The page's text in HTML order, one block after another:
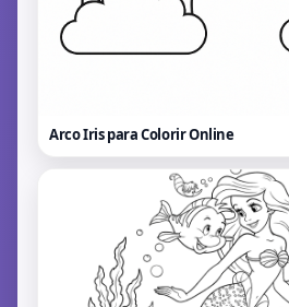
Arco Iris para ColorirOnline